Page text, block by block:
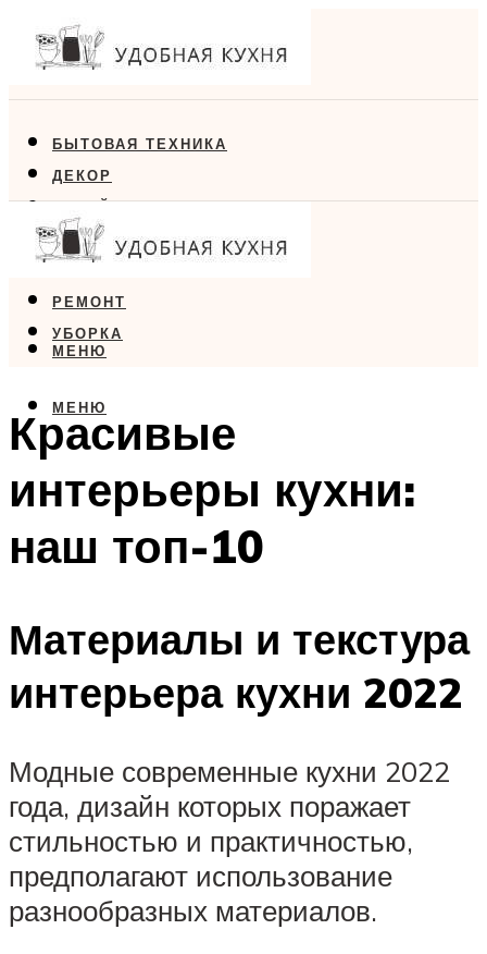
БЫТОВАЯ ТЕХНИКА
ДЕКОР
ДИЗАЙН
ЕДА
РЕМОНТ
УБОРКА
МЕНЮ
МЕНЮ
Красивые
интерьеры кухни:
наш топ-10
Материалы и текстура
интерьера кухни 2022
Модные современные кухни 2022
года, дизайн которых поражает
стильностью и практичностью,
предполагают использование
разнообразных материалов.